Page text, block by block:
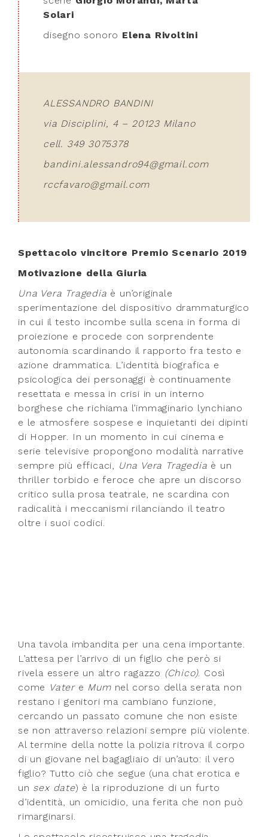
Solari
disegno sonoro Elena Rivoltini
ALESSANDRO BANDINI
via Disciplini, 4 – 20123 Milano
cell. 349 3075378
bandini.alessandro94@gmail.com
rccfavaro@gmail.com
Spettacolo vincitore Premio Scenario 2019
Motivazione della Giuria
Una Vera Tragedia è un’originale
sperimentazione del dispositivo drammaturgico
in cui il testo incombe sulla scena in forma di
proiezione e procede con sorprendente
autonomia scardinando il rapporto fra testo e
azione drammatica. L’identità biografica e
psicologica dei personaggi è continuamente
resettata e messa in crisi in un interno
borghese che richiama l’immaginario lynchiano
e le atmosfere sospese e inquietanti dei dipinti
di Hopper. In un momento in cui cinema e
serie televisive propongono modalità narrative
sempre più efficaci, Una Vera Tragedia è un
thriller torbido e feroce che apre un discorso
critico sulla prosa teatrale, ne scardina con
radicalità i meccanismi rilanciando il teatro
oltre i suoi codici.
Una tavola imbandita per una cena importante.
L’attesa per l’arrivo di un figlio che però si
rivela essere un altro ragazzo (Chico). Così
come Vater e Mumnel corso della serata non
restano i genitori ma cambiano funzione,
cercando un passato comune che non esiste
se non attraverso relazioni sempre più violente.
Al termine della notte la polizia ritrova il corpo
di un giovane nel bagagliaio di un’auto: il vero
figlio? Tutto ciò che segue (una chat erotica e
un sex date) è la riproduzione di un furto
d’identità, un omicidio, una ferita che non può
rimarginarsi.